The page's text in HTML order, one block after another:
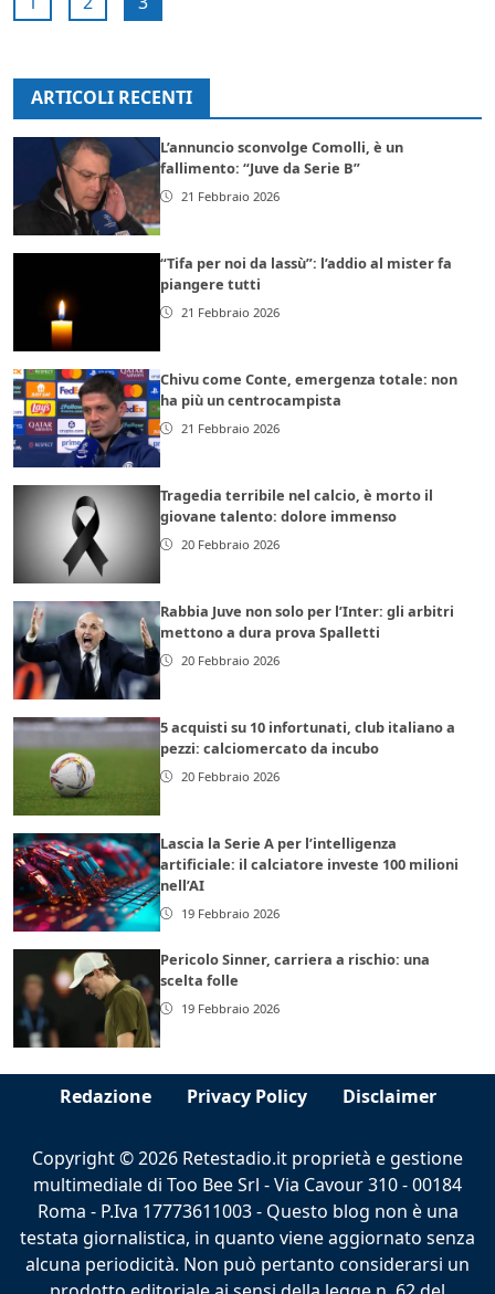
ARTICOLI RECENTI
L’annuncio sconvolge Comolli, è un
fallimento: “Juve da Serie B”
21 Febbraio 2026
“Tifa per noi da lassù”: l’addio al mister fa
piangere tutti
21 Febbraio 2026
Chivu come Conte, emergenza totale: non
ha più un centrocampista
21 Febbraio 2026
Tragedia terribile nel calcio, è morto il
giovane talento: dolore immenso
20 Febbraio 2026
Rabbia Juve non solo per l’Inter: gli arbitri
mettono a dura prova Spalletti
20 Febbraio 2026
5 acquisti su 10 infortunati, club italiano a
pezzi: calciomercato da incubo
20 Febbraio 2026
Lascia la Serie A per l’intelligenza
artificiale: il calciatore investe 100 milioni
nell’AI
19 Febbraio 2026
Pericolo Sinner, carriera a rischio: una
scelta folle
19 Febbraio 2026
Redazione Privacy Policy Disclaimer
Copyright © 2026 Retestadio.it proprietà e gestione
multimediale di Too Bee Srl - Via Cavour 310 - 00184
Roma - P.Iva 17773611003 - Questo blog non è una
testata giornalistica, in quanto viene aggiornato senza
alcuna periodicità. Non può pertanto considerarsi un